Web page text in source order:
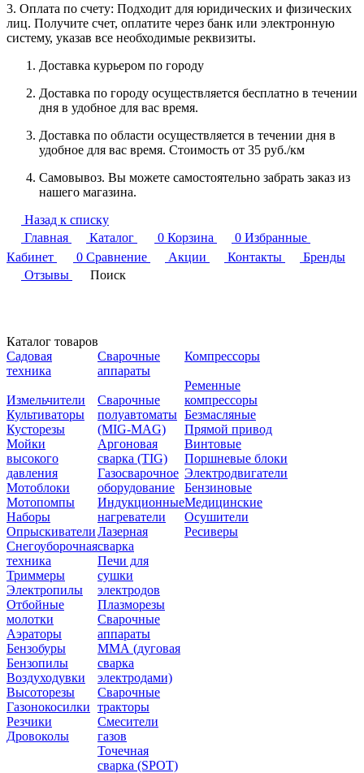
3. Оплата по счету: Подходит для юридических и физических
лиц. Получите счет, оплатите через банк или электронную
систему, указав все необходимые реквизиты.
Доставка курьером по городу
Доставка по городу осуществляется бесплатно в течении
дня в удобное для вас время.
Доставка по области осуществляется в течении дня в
удобное для вас время. Стоимость от 35 руб./км
Самовывоз. Вы можете самостоятельно забрать заказ из
нашего магазина.
Назад к списку
Главная
Каталог 0 Корзина 0 Избранные
Кабинет
0 Сравнение Акции Контакты
Бренды
Отзывы
Поиск
Каталог товаров
Садовая
техника
Измельчители
Культиваторы
Кусторезы
Мойки
высокого
давления
Мотоблоки
Мотопомпы
Наборы
Опрыскиватели
Снегоуборочная
техника
Триммеры
Электропилы
Отбойные
молотки
Аэраторы
Бензобуры
Бензопилы
Воздуходувки
Высоторезы
Газонокосилки
Резчики
Дровоколы
Сварочные
аппараты
Сварочные
полуавтоматы
(MIG-MAG)
Аргоновая
сварка (TIG)
Газосварочное
оборудование
Индукционные
нагреватели
Лазерная
сварка
Печи для
сушки
электродов
Плазморезы
Сварочные
аппараты
ММА (дуговая
сварка
электродами)
Сварочные
тракторы
Смесители
газов
Точечная
сварка (SPOT)
Компрессоры
Ременные
компрессоры
Безмасляные
Прямой привод
Винтовые
Поршневые блоки
Электродвигатели
Бензиновые
Медицинские
Осушители
Ресиверы